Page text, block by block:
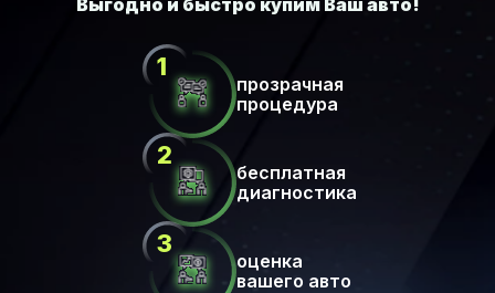
прозрачная
процедура
бесплатная
диагностика
оценка
вашего авто